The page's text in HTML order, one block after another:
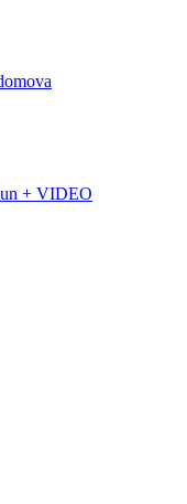
+ VIDEO